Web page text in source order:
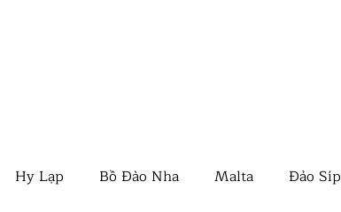
Hy Lạp Bồ Đào Nha Malta Đảo Síp